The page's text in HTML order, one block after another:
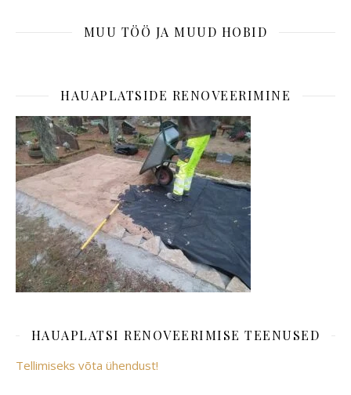
MUU TÖÖ JA MUUD HOBID
HAUAPLATSIDE RENOVEERIMINE
HAUAPLATSI RENOVEERIMISE TEENUSED
Tellimiseks võta ühendust!